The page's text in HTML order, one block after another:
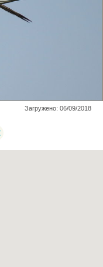
Загружено: 06/09/2018